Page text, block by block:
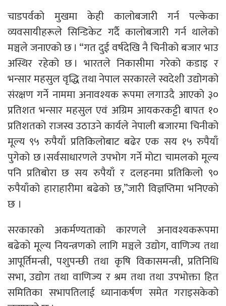
चाडपर्वकाे मुखमा केही कालोबजारी गर्न पल्केका
व्यवसायीहरूले सिन्डिकेट गर्दै कालोबजारी गर्न थालेको
मञ्चले जनाएको छ । “गत दुई वर्षदेखि नै चिनीको बजार भाउ
अस्थिर रहेको छ । भारतले निकासीमा गरेको कडाइ र
भन्सार महसुल वृद्धि तथा नेपाल सरकारले स्वदेशी उद्योगको
संरक्षण गर्ने नाममा अनावश्यक रूपमा लगाउदै आएको ३०
प्रतिशत भन्सार महसुल एवं अग्रिम आयकरकट्टी बापत १०
प्रतिशतको राजस्व उठाउने कार्यले नेपाली बजारमा चिनीको
मूल्य ९५ रुपैयाँ प्रतिकिलोबाट बढेर एक सय १५ रुपैयाँ
पुगेको छ ।सर्वसाधारणले उपभोग गर्ने मोटा चामलको मूल्य
पनि प्रतिबोरा छ सय रुपैयाँ र दलहनमा प्रतिकिलो ९०
रुपैयाँको हाराहारीमा बढेको छ,”जारी विज्ञप्तिमा भनिएकाे
छ ।
सरकारको अकर्मण्यताको कारणले अनावश्यकरूपमा
बढेको मूल्य नियन्त्रणको लागि मञ्चले उद्योग, वाणिज्य तथा
आपूर्तिमन्त्री, पशुपन्छी तथा कृषि विकासमन्त्री, प्रतिनिधि
सभा, उद्योग तथा वाणिज्य र श्रम तथा तथा उपभोक्ता हित
समितिका सभापतिलाई ध्यानाकर्षण समेत गराइसकेको